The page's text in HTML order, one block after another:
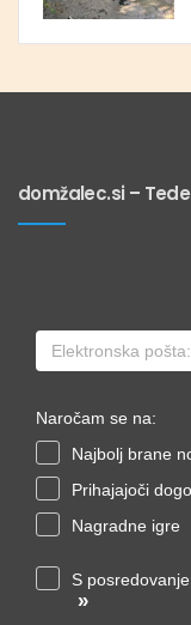
domžalec.si –
Naročam se na:
Najbolj brane
Prihajajoči
Nagradne igre
S
»